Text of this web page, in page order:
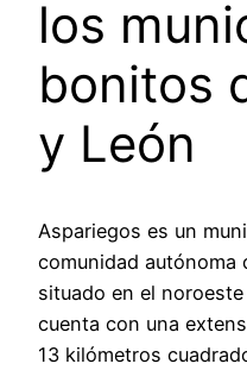
los
bonitos
y León
Aspariegos es un
comunidad autónoma
situado en el
cuenta con una
13 kilómetros